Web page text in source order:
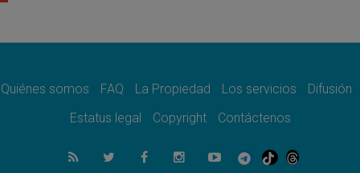
05.08.2026
05.08.2026
sabiduría para afrontar los urgentes desafíos
05.08.2026
En marcha hacia Asís en nombre de San
Quiénes somos FAQ La Propiedad Los servicios
Difusión
Estatus legal
Copyright Contáctenos